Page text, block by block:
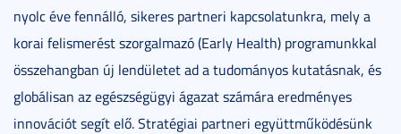
nyolc éve fennálló, sikeres partneri kapcsolatunkra, mely a
korai felismerést szorgalmazó (Early Health) programunkkal
összehangban új lendületet ad a tudományos kutatásnak, és
globálisan az egészségügyi ágazat számára eredményes
innovációt segít elő. Stratégiai partneri együttműködésünk